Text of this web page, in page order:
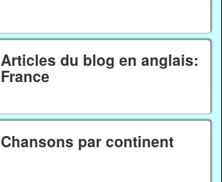
Articles du blog en anglais:
France
Chansons par continent